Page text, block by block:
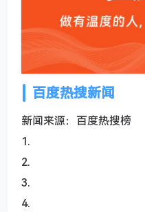
百度热搜新闻
新闻来源：百度热搜榜
1.
2.
3.
4.